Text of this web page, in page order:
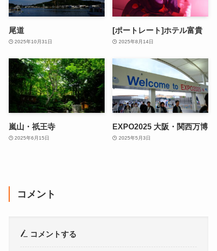
尾道
2025年10月31日
[ポートレート]ホテル富貴
2025年8月14日
嵐山・祇王寺
2025年6月15日
EXPO2025 大阪・関西万博
2025年5月3日
コメント
コメントする